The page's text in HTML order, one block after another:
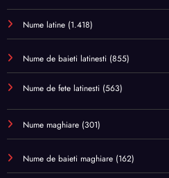
Nume latine (1.418)
Nume de baieti latinesti (855)
Nume de fete latinesti (563)
Nume maghiare (301)
Nume de baieti maghiare (162)